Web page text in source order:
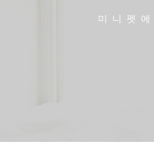
미니펫